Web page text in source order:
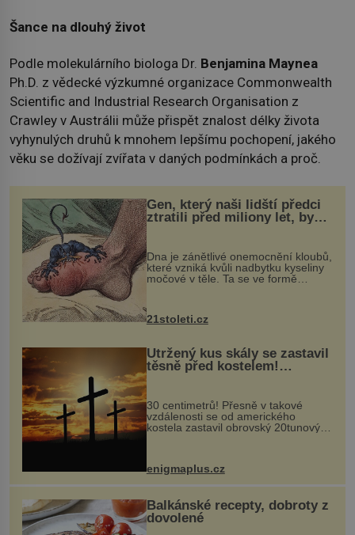
Šance na dlouhý život
Podle molekulárního biologa Dr. Benjamina Maynea
Ph.D. z vědecké výzkumné organizace Commonwealth
Scientific and Industrial Research Organisation z
Crawley v Austrálii může přispět znalost délky života
vyhynulých druhů k mnohem lepšímu pochopení, jakého
věku se dožívají zvířata v daných podmínkách a proč.
Gen, který naši lidští předci
ztratili před miliony let, by
mohl pomoci s léčbou
„nemoci králů“
Dna je zánětlivé onemocnění kloubů,
které vzniká kvůli nadbytku kyseliny
močové v těle. Ta se ve formě
nohou, a způsobuje bole...
21stoleti.cz
Utržený kus skály se zastavil
těsně před kostelem!
Ochránila ho boží síla?
30 centimetrů! Přesně v takové
vzdálenosti se od amerického
kostela zastavil obrovský 20tunový
...
enigmaplus.cz
Balkánské recepty, dobroty z
dovolené